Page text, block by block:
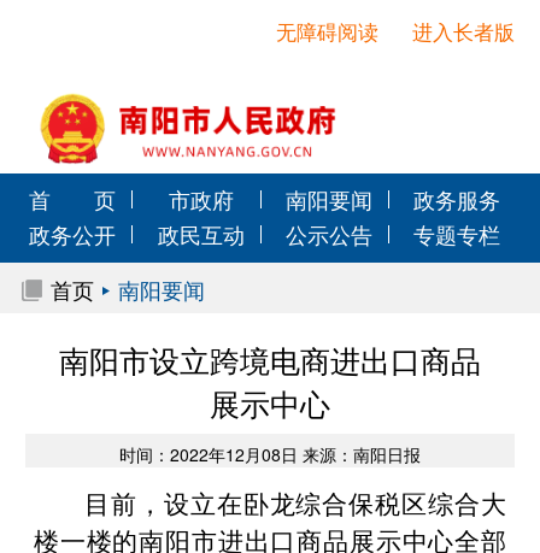
进入长者版
无障碍阅读
首 页 市政府 南阳要闻
政务服务
政务公开
政民互动 公示公告
专题专栏
首页
南阳要闻
南阳市设立跨境电商进出口商品
展示中心
时间：2022年12月08日 来源：南阳日报
目前，设立在卧龙综合保税区综合大
楼一楼的南阳市进出口商品展示中心全部